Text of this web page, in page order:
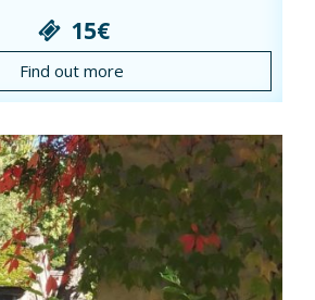
15€
Find out more